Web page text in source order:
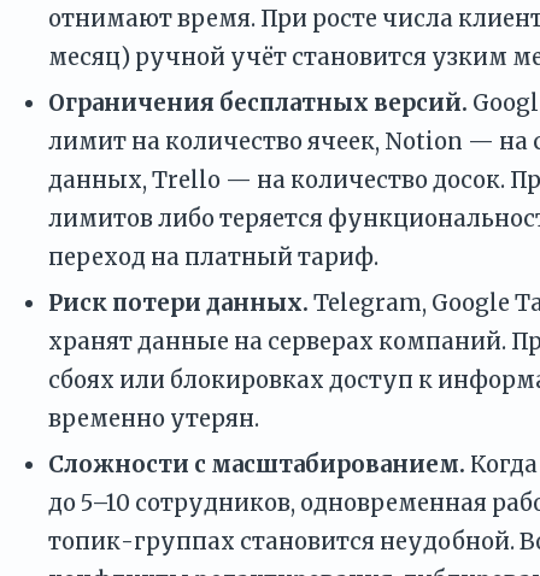
отнимают время. При росте числа
месяц) ручной учёт становится узким
Ограничения бесплатных версий.
лимит на количество ячеек, Notion — на
данных, Trello — на количество досок.
лимитов либо теряется
переход на платный тариф.
Риск потери данных. Telegram, Google
хранят данные на серверах компаний.
сбоях или блокировках доступ к
временно утерян.
Сложности с масштабированием.
до 5–10 сотрудников, одновременная
топик-группах становится неудобной.